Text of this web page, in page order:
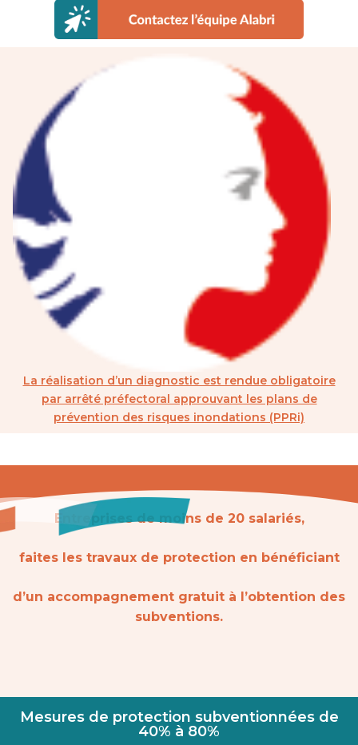
La réalisation d’un diagnostic est rendue obligatoire
par arrêté préfectoral approuvant les plans de
prévention des risques inondations (PPRi)
Entreprises de moins de 20 salariés,
faites les travaux de protection en bénéficiant
d’un accompagnement gratuit à l’obtention des
subventions.
Mesures de protection subventionnées de
40% à 80%